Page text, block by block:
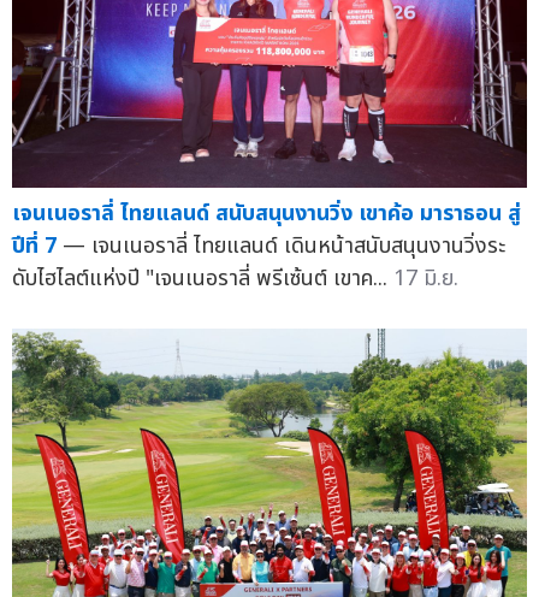
เจนเนอราลี่ ไทยแลนด์ สนับสนุนงานวิ่ง เขาค้อ มาราธอน สู่
ปีที่ 7 — เจนเนอราลี่ ไทยแลนด์ เดินหน้าสนับสนุนงานวิ่งระ
ดับไฮไลต์แห่งปี "เจนเนอราลี่ พรีเซ้นต์ เขาค... 17 มิ.ย.